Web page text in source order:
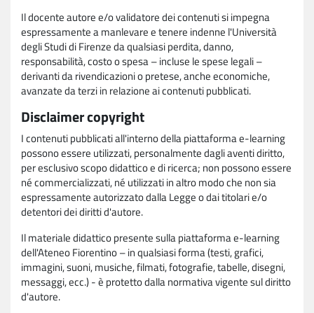
Il docente autore e/o validatore dei contenuti si impegna
espressamente a manlevare e tenere indenne l'Università
degli Studi di Firenze da qualsiasi perdita, danno,
responsabilità, costo o spesa – incluse le spese legali –
derivanti da rivendicazioni o pretese, anche economiche,
avanzate da terzi in relazione ai contenuti pubblicati.
Disclaimer copyright
I contenuti pubblicati all'interno della piattaforma e-learning
possono essere utilizzati, personalmente dagli aventi diritto,
per esclusivo scopo didattico e di ricerca; non possono essere
né commercializzati, né utilizzati in altro modo che non sia
espressamente autorizzato dalla Legge o dai titolari e/o
detentori dei diritti d'autore.
Il materiale didattico presente sulla piattaforma e-learning
dell'Ateneo Fiorentino – in qualsiasi forma (testi, grafici,
immagini, suoni, musiche, filmati, fotografie, tabelle, disegni,
messaggi, ecc.) - è protetto dalla normativa vigente sul diritto
d'autore.